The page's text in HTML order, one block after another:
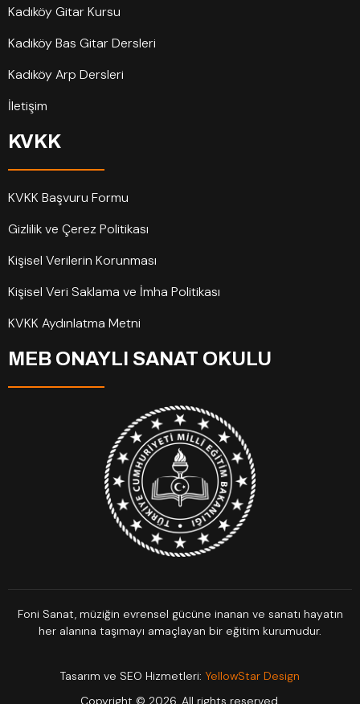
Kadıköy Gitar Kursu
Kadıköy Bas Gitar Dersleri
Kadıköy Arp Dersleri
İletişim
KVKK
KVKK Başvuru Formu
Gizlilik ve Çerez Politikası
Kişisel Verilerin Korunması
Kişisel Veri Saklama ve İmha Politikası
KVKK Aydınlatma Metni
MEB ONAYLI SANAT OKULU
Foni Sanat, müziğin evrensel gücüne inanan ve sanatı hayatın
her alanına taşımayı amaçlayan bir eğitim kurumudur.
Tasarım ve SEO Hizmetleri: YellowStar Design
Copyright © 2026. All rights reserved.